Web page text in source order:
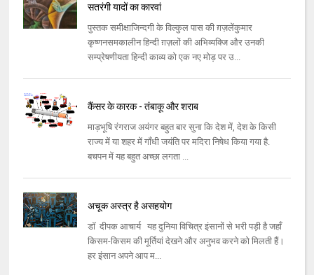
सतरंगी यादों का कारवां
पुस्तक समीक्षाजिन्दगी के विल्कुल पास की ग़ज़लेंकुमार
कृष्णनसमकालीन हिन्दी ग़ज़लों की अभिव्यक्जि और उनकी
सम्प्रेषणीयता हिन्दी काव्य को एक नए मोड़ पर उ...
कैंसर के कारक - तंबाकू और शराब
माड़भूषि रंगराज अयंगर बहुत बार सुना कि देश में, देश के किसी
राज्य में या शहर में गाँधी जयंति पर मदिरा निषेध किया गया है.
बचपन में यह बहुत अच्छा लगता ...
अचूक अस्त्र है असहयोग
डॉ दीपक आचार्य यह दुनिया विचित्र इंसानों से भरी पड़ी है जहाँ
किसम-किसम की मूर्तियां देखने और अनुभव करने को मिलती हैं।
हर इंसान अपने आप म...